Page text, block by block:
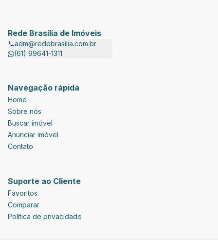
Rede Brasília de Imóveis
adm@redebrasilia.com.br
(61) 99641-1311
Navegação rápida
Home
Sobre nós
Buscar imóvel
Anunciar imóvel
Contato
Suporte ao Cliente
Favoritos
Comparar
Política de privacidade